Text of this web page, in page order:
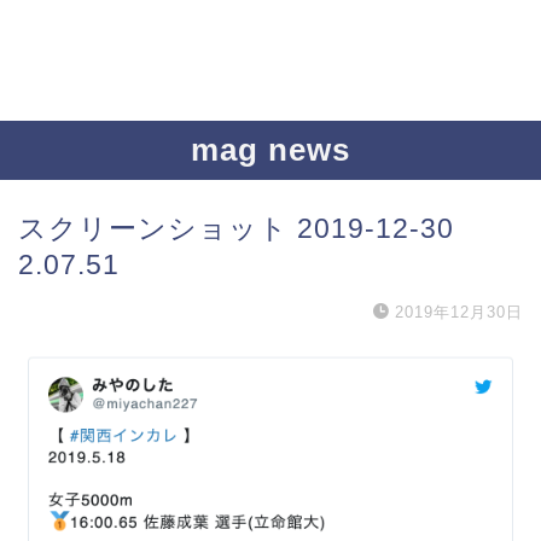
mag news
スクリーンショット 2019-12-30
2.07.51
2019年12月30日